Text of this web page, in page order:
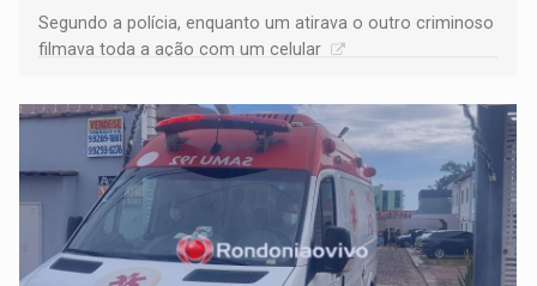
Segundo a polícia, enquanto um atirava o outro criminoso
filmava toda a ação com um celular